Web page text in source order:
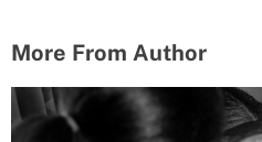
More From Author